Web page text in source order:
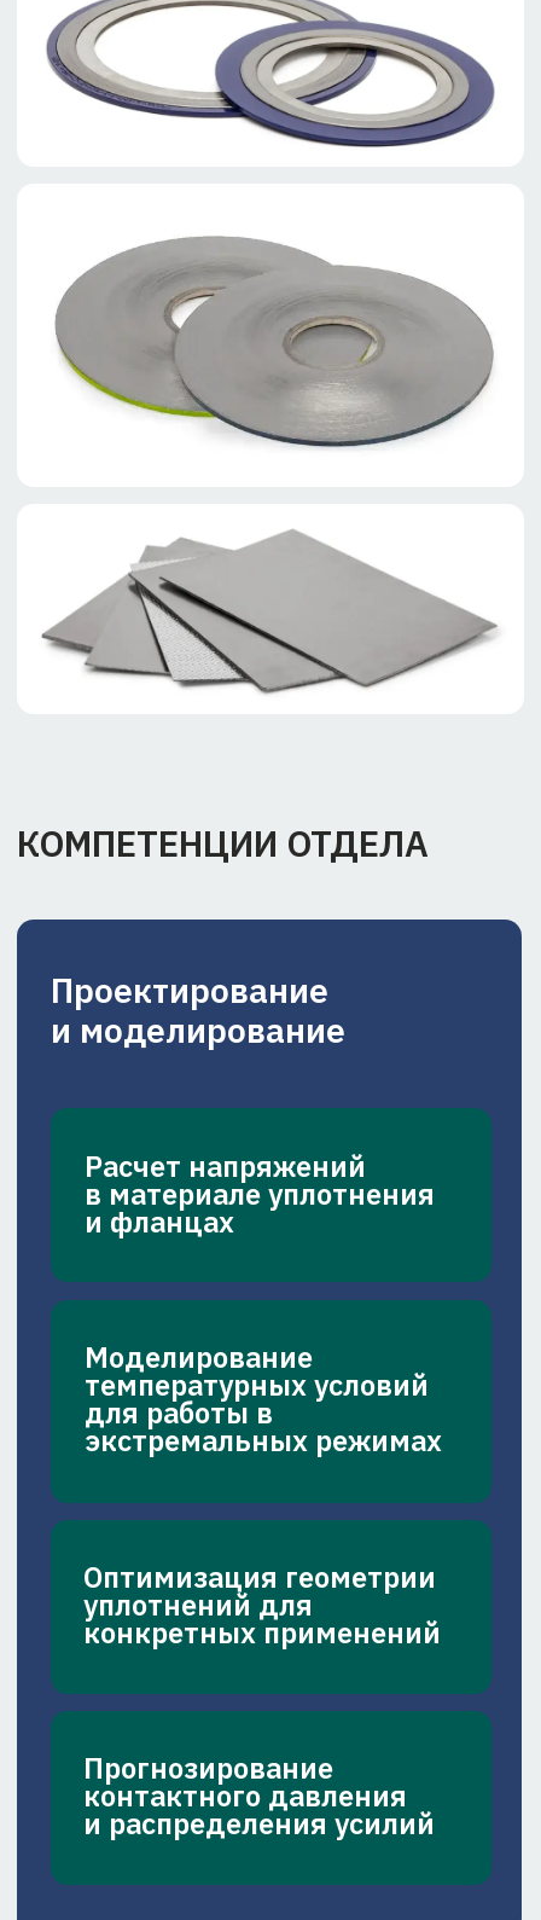
Моделирование
температурных условий
для работы в
экстремальных режимах
Оптимизация геометрии
Прогнозирование
контактного давления
и распределения усилий
Проектирование
и моделирование
Создание прототипов
и валидация
Создание полимерных
терморасширяющегося
Адаптация
существующих
конструкций под
новые требования
заказчика
Разработка
металлокомпозитных
уплотнений
сдаточных испытаний для
подтверждения
характеристик продукта
ПРИМЕРЫ
РЕШАЕМЫХ ЗАДАЧ